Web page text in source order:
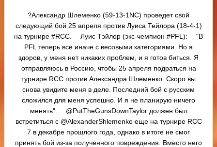
?Александр Шлеменко (59-13-1NC) проведет свой
следующий бой 25 апреля против Луиса Тейлора (18-4-1)
на турнире #RCC. ⠀ Луис Тэйлор (экс-чемпион #PFL): ⠀ "В
PFL теперь все иначе с весовыми категориями. Но я
здоров, у меня нет никаких проблем, и я готов биться. Я
отправляюсь в Россию, чтобы 25 апреля подраться на
турнире RCC против Александра Шлеменко. Скоро вы
снова увидите меня в деле. Последний бой с русским
сложился для меня успешно. И я не планирую ничего
менять". ⠀ @PutTheGunsDownTaylor должен был
встретиться с @AlexanderShlemenko еще на турнире RCC
7 в декабре прошлого года, однако в итоге не смог
принять бой из-за полученного повреждения. Вместо него